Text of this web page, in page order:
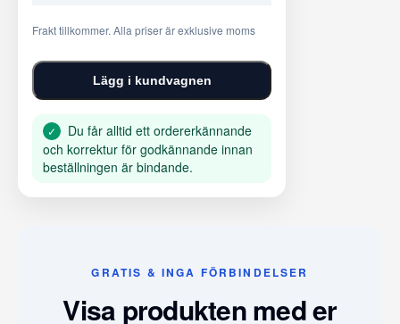
Frakt tillkommer. Alla priser är exklusive moms
Lägg i kundvagnen
✓
Du får alltid ett ordererkännande
och korrektur för godkännande innan
beställningen är bindande.
GRATIS & INGA FÖRBINDELSER
Visa produkten med er